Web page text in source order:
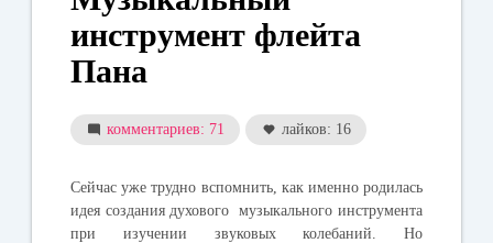
инструмент флейта
Пана
комментариев: 71 лайков: 16
Сейчас уже трудно вспомнить, как именно родилась
идея создания духового музыкального инструмента
при изучении звуковых колебаний. Но